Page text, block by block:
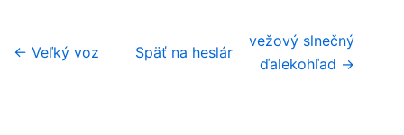
← Veľký voz Späť na heslár
vežový slnečný
ďalekohľad →